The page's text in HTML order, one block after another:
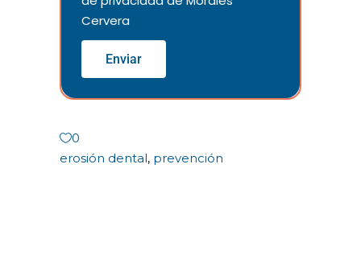
Cervera
Enviar
0
erosión dental, prevención